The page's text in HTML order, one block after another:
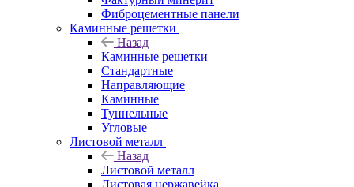
Фиброцементные панели
Каминные решетки
Назад
Каминные решетки
Стандартные
Направляющие
Каминные
Туннельные
Угловые
Листовой металл
Назад
Листовой металл
Листовая нержавейка